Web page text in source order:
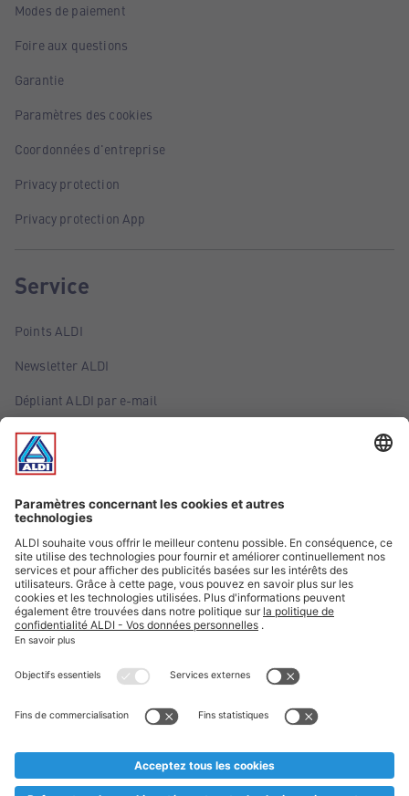
Modes de paiement
Foire aux questions
Garantie
Paramètres des cookies
Coordonnées d'entreprise
Privacy protection
Privacy protection App
Service
Points ALDI
Newsletter ALDI
Dépliant ALDI par e-mail
Offres
Infos essentielles
Suivez ALDI Belgique
Textes marqués d'un astérisque et mentions légales
* Nous vendons ces articles temporairement et jusqu'à
au cas où, malgré le planning bien étudié, nous serions
prématurément en rupture de stock. Prix Recupel et TVA incl.
** Sur ce site, l’utilisation de la forme masculine a été adoptée